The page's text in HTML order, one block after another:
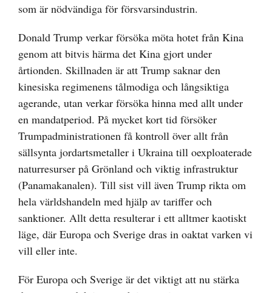
som är nödvändiga för försvarsindustrin.
Donald Trump verkar försöka möta hotet från Kina
genom att bitvis härma det Kina gjort under
årtionden. Skillnaden är att Trump saknar den
kinesiska regimenens tålmodiga och långsiktiga
agerande, utan verkar försöka hinna med allt under
en mandatperiod. På mycket kort tid försöker
Trumpadministrationen få kontroll över allt från
sällsynta jordartsmetaller i Ukraina till oexploaterade
naturresurser på Grönland och viktig infrastruktur
(Panamakanalen). Till sist vill även Trump rikta om
hela världshandeln med hjälp av tariffer och
sanktioner. Allt detta resulterar i ett alltmer kaotiskt
läge, där Europa och Sverige dras in oaktat varken vi
vill eller inte.
För Europa och Sverige är det viktigt att nu stärka